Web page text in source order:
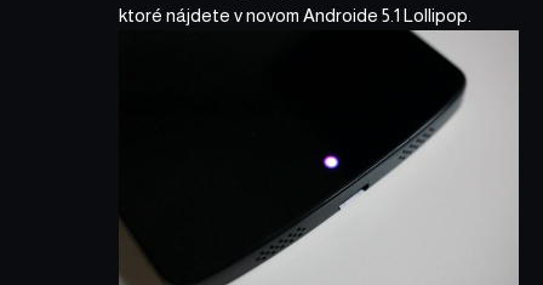
ktoré nájdete v novom Androide 5.1 Lollipop.